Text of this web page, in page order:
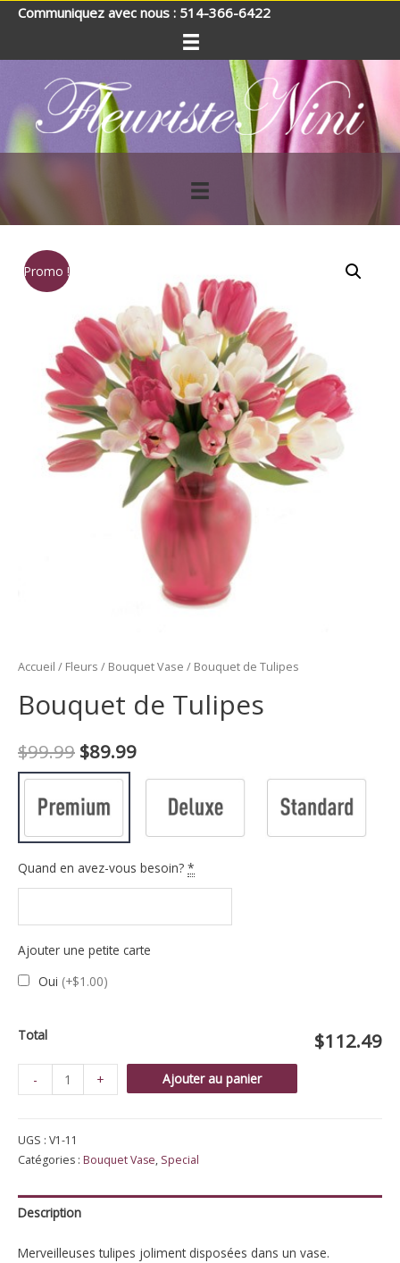
Communiquez avec nous : 514-366-6422
Promo !
Accueil / Fleurs / Bouquet Vase / Bouquet de Tulipes
Bouquet de Tulipes
$99.99 Le
prix
initial
$99.99.
$89.99Le
prix
actuel
$89.99.
Quand en avez-vous besoin? *
Ajouter une petite carte
Oui (+$1.00)
Total $112.49
-
de
de
Tulipes
+ Ajouter au panier
UGS : V1-11
Catégories : Bouquet Vase, Special
Description
Merveilleuses tulipes joliment disposées dans un vase.